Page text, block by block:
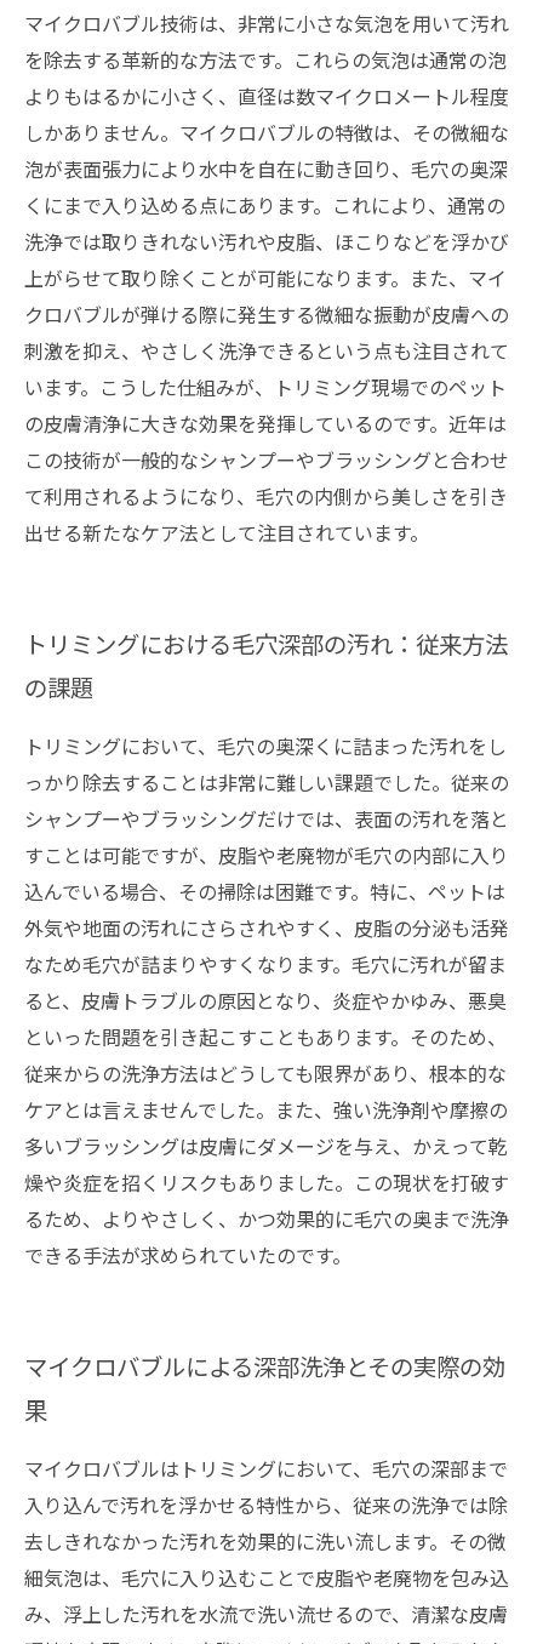
マイクロバブル技術は、非常に小さな気泡を用いて汚れ
を除去する革新的な方法です。これらの気泡は通常の泡
よりもはるかに小さく、直径は数マイクロメートル程度
しかありません。マイクロバブルの特徴は、その微細な
泡が表面張力により水中を自在に動き回り、毛穴の奥深
くにまで入り込める点にあります。これにより、通常の
洗浄では取りきれない汚れや皮脂、ほこりなどを浮かび
上がらせて取り除くことが可能になります。また、マイ
クロバブルが弾ける際に発生する微細な振動が皮膚への
刺激を抑え、やさしく洗浄できるという点も注目されて
います。こうした仕組みが、トリミング現場でのペット
の皮膚清浄に大きな効果を発揮しているのです。近年は
この技術が一般的なシャンプーやブラッシングと合わせ
て利用されるようになり、毛穴の内側から美しさを引き
出せる新たなケア法として注目されています。
トリミングにおける毛穴深部の汚れ：従来方法
の課題
トリミングにおいて、毛穴の奥深くに詰まった汚れをし
っかり除去することは非常に難しい課題でした。従来の
シャンプーやブラッシングだけでは、表面の汚れを落と
すことは可能ですが、皮脂や老廃物が毛穴の内部に入り
込んでいる場合、その掃除は困難です。特に、ペットは
外気や地面の汚れにさらされやすく、皮脂の分泌も活発
なため毛穴が詰まりやすくなります。毛穴に汚れが留ま
ると、皮膚トラブルの原因となり、炎症やかゆみ、悪臭
といった問題を引き起こすこともあります。そのため、
従来からの洗浄方法はどうしても限界があり、根本的な
ケアとは言えませんでした。また、強い洗浄剤や摩擦の
多いブラッシングは皮膚にダメージを与え、かえって乾
燥や炎症を招くリスクもありました。この現状を打破す
るため、よりやさしく、かつ効果的に毛穴の奥まで洗浄
できる手法が求められていたのです。
マイクロバブルによる深部洗浄とその実際の効
果
マイクロバブルはトリミングにおいて、毛穴の深部まで
入り込んで汚れを浮かせる特性から、従来の洗浄では除
去しきれなかった汚れを効果的に洗い流します。その微
細気泡は、毛穴に入り込むことで皮脂や老廃物を包み込
み、浮上した汚れを水流で洗い流せるので、清潔な皮膚